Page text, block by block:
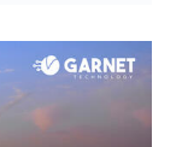
no
empresa.